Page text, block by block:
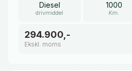
Diesel
drivmiddel
1000
Km.
294.900,-
Ekskl. moms